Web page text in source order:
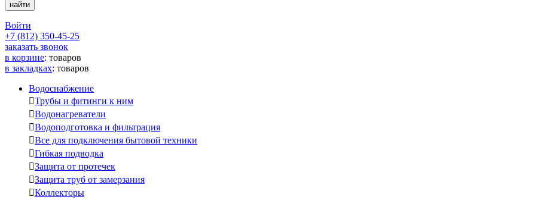
Войти
+7 (812) 350-45-25
заказать звонок
в корзине: товаров
в закладках: товаров
Водоснабжение
Трубы и фитинги к ним
Водонагреватели
Водоподготовка и фильтрация
Все для подключения бытовой техники
Гибкая подводка
Защита от протечек
Защита труб от замерзания
Коллекторы